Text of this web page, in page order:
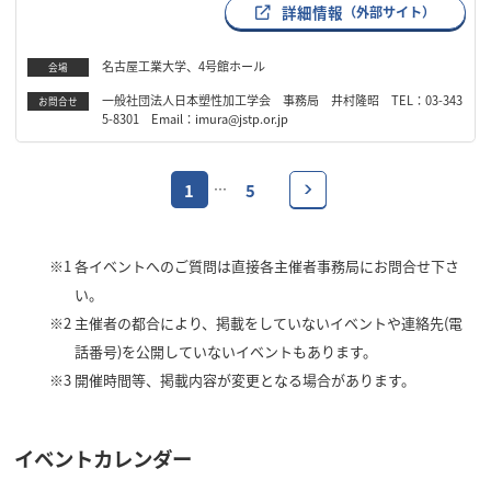
詳細情報 （外部サイト）
会場 名古屋工業大学、4号館ホール
お問合せ
一般社団法人日本塑性加工学会 事務局 井村隆昭 TEL：03-343
5-8301 Email：imura@jstp.or.jp
1 … 5
※1各イベントへのご質問は直接各主催者事務局にお問合せ下さ
い。
※2 主催者の都合により、掲載をしていないイベントや連絡先(電
話番号)を公開していないイベントもあります。
※3 開催時間等、掲載内容が変更となる場合があります。
イベントカレンダー